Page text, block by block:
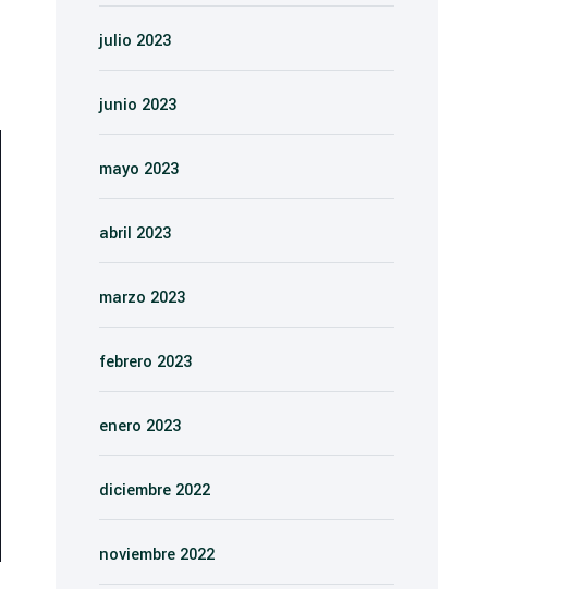
julio 2023
junio 2023
mayo 2023
abril 2023
marzo 2023
febrero 2023
enero 2023
diciembre 2022
noviembre 2022